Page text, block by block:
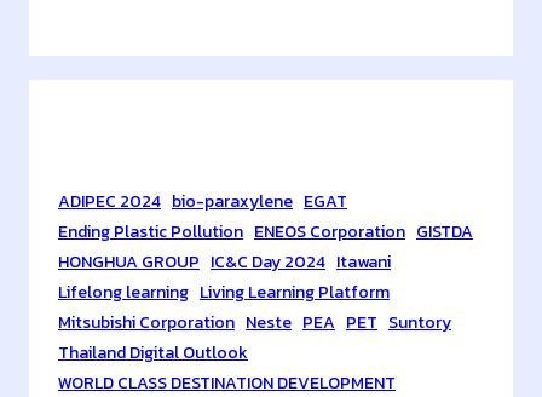
มุ่
ร
ดั
บ
แ
ล
ะ
ADIPEC 2024 bio-paraxylene EGAT
Ending Plastic Pollution ENEOS Corporation GISTDA
HONGHUA GROUP IC&C Day 2024 Itawani
Lifelong learning Living Learning Platform
Mitsubishi Corporation Neste PEA PET Suntory
Thailand Digital Outlook
WORLD CLASS DESTINATION DEVELOPMENT